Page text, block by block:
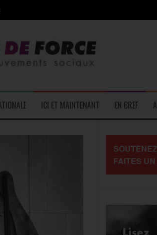
jamais menées contre les
ICI ET MAINTENANT EN BREF
FAITES